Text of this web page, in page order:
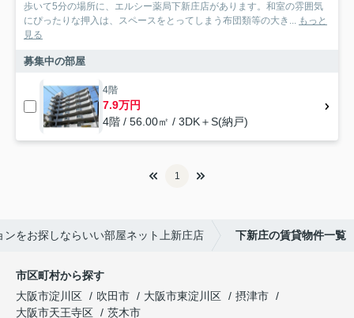
歩いて5分の場所に、エルシー薬局下新庄店があります。和室の雰囲気
にぴったりな押入は、スペースをとってしまう布団類等の大き... もっと
見る
募集中の部屋
4階
7.9万円
4階 / 56.00㎡ / 3DK＋S(納戸)
1
をお探しならいい部屋ネット上新庄店 下新庄の賃貸物件一覧
市区町村から探す
大阪市淀川区
吹田市 大阪市東淀川区
摂津市
大阪市天王寺区
茨木市